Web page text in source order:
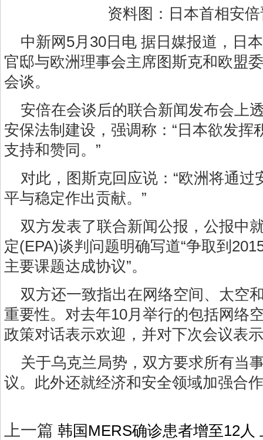
资料图：日本首相安
中新网5月30日电 据日媒报道，日
官邸与欧洲理事会主席图斯克和欧盟
会谈。
安倍在会谈后的联合新闻发布会上
安保法制建设，强调称：“日本欲发挥
支持和赞同。”
对此，图斯克回应说：“欧洲将通过
平与稳定作出贡献。”
双方发表了联合新闻公报，公报中
定(EPA)谈判问题明确写道“争取到
主要课题达成协议”。
双方还一致指出在网络空间、太空
重要性。对去年10月举行的包括网络
政策对话表示欢迎，并对下次会议表
关于乌克兰局势，双方要求所有当
议。此外还就经济和安全领域加强合
上一篇 韩国MERS确诊患者增至12人